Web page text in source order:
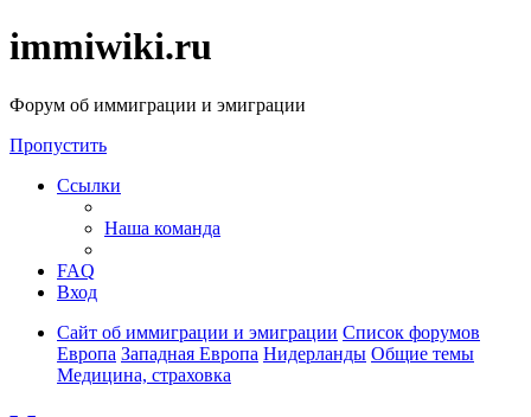
immiwiki.ru
Форум об иммиграции и эмиграции
Пропустить
Ссылки
Наша команда
FAQ
Вход
Сайт об иммиграции и эмиграции Список форумов
Европа Западная Европа Нидерланды Общие темы
Медицина, страховка